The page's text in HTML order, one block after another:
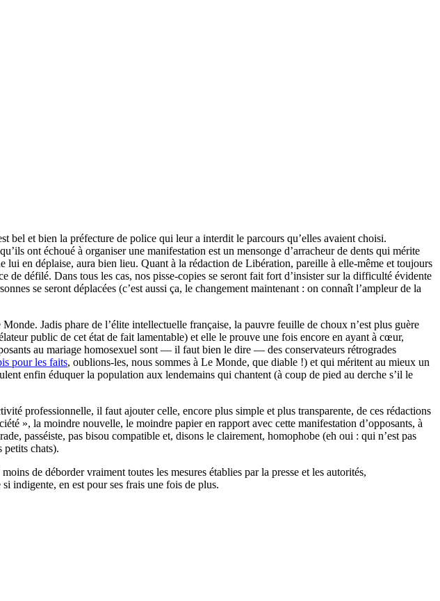
bel et bien la préfecture de police qui leur a interdit le parcours qu’elles avaient choisi.
ont échoué à organiser une manifestation est un mensonge d’arracheur de dents qui mérite
en déplaise, aura bien lieu. Quant à la rédaction de Libération, pareille à elle-même et toujours
de défilé. Dans tous les cas, nos pisse-copies se seront fait fort d’insister sur la difficulté évidente
se seront déplacées (c’est aussi ça, le changement maintenant : on connaît l’ampleur de la
Jadis phare de l’élite intellectuelle française, la pauvre feuille de choux n’est plus guère
public de cet état de fait lamentable) et elle le prouve une fois encore en ayant à cœur,
au mariage homosexuel sont — il faut bien le dire — des conservateurs rétrogrades
pour les faits, oublions-les, nous sommes à Le Monde, que diable !) et qui méritent au mieux un
enfin éduquer la population aux lendemains qui chantent (à coup de pied au derche s’il le
professionnelle, il faut ajouter celle, encore plus simple et plus transparente, de ces rédactions
», la moindre nouvelle, le moindre papier en rapport avec cette manifestation d’opposants, à
passéiste, pas bisou compatible et, disons le clairement, homophobe (eh oui : qui n’est pas
petits chats).
de déborder vraiment toutes les mesures établies par la presse et les autorités,
indigente, en est pour ses frais une fois de plus.